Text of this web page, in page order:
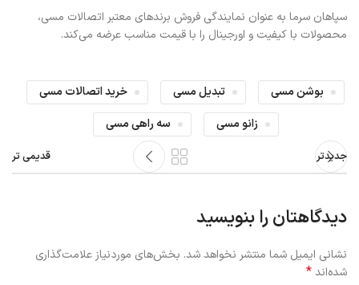
سپاهان سرما به عنوان نمایندگی فروش برندهای معتبر اتصالات مسی،
محصولات با کیفیت و اورجینال را با قیمت مناسب عرضه می‌کند.
بوشن مسی تبدیل مسی
خرید اتصالات مسی
زانو مسی
سه‌ راهی مسی
جدیدتر قدیمی تر
دیدگاهتان را بنویسید
نشانی ایمیل شما منتشر نخواهد شد. بخش‌های موردنیاز علامت‌گذاری
شده‌اند*